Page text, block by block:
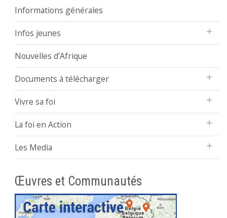
Informations générales
Infos jeunes
Nouvelles d’Afrique
Documents à télécharger
Vivre sa foi
La foi en Action
Les Media
Œuvres et Communautés